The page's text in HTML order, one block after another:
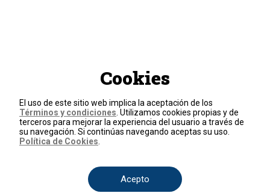
Cookies
El uso de este sitio web implica la aceptación de los
Términos y condiciones . Utilizamos cookies propias y de
terceros para mejorar la experiencia del usuario a través de
su navegación. Si continúas navegando aceptas su uso.
Política de Cookies
Acepto